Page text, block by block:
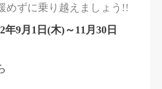
めずに乗り越えましょう!!
年9月1日(木)～11月30日